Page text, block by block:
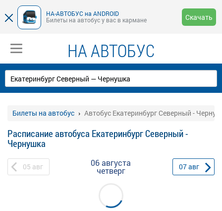
НА-АВТОБУС на ANDROID
Билеты на автобус у вас в кармане
Скачать
НА АВТОБУС
Билеты на автобус Автобус Екатеринбург Северный -
Расписание автобуса Екатеринбург Северный -
Чернушка
05 авг 06 августа
четверг 07авг